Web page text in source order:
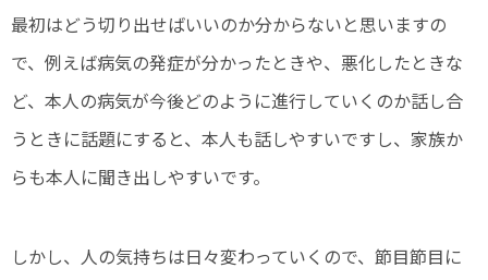
最初はどう切り出せばいいのか分からないと思いますの
で、例えば病気の発症が分かったときや、悪化したときな
ど、本人の病気が今後どのように進行していくのか話し合
うときに話題にすると、本人も話しやすいですし、家族か
らも本人に聞き出しやすいです。
しかし、人の気持ちは日々変わっていくので、節目節目に